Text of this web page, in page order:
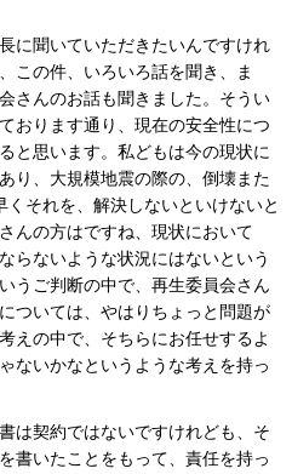
に聞いていただきたいんですけれ
この件、いろいろ話を聞き、ま
さんのお話も聞きました。そうい
おります通り、現在の安全性につ
と思います。私どもは今の現状に
り、大規模地震の際の、倒壊また
それを、解決しないといけないと
んの方はですね、現状において
らないような状況にはないという
うご判断の中で、再生委員会さん
ついては、やはりちょっと問題が
えの中で、そちらにお任せするよ
ないかなというような考えを持っ
は契約ではないですけれども、そ
書いたことをもって、責任を持っ